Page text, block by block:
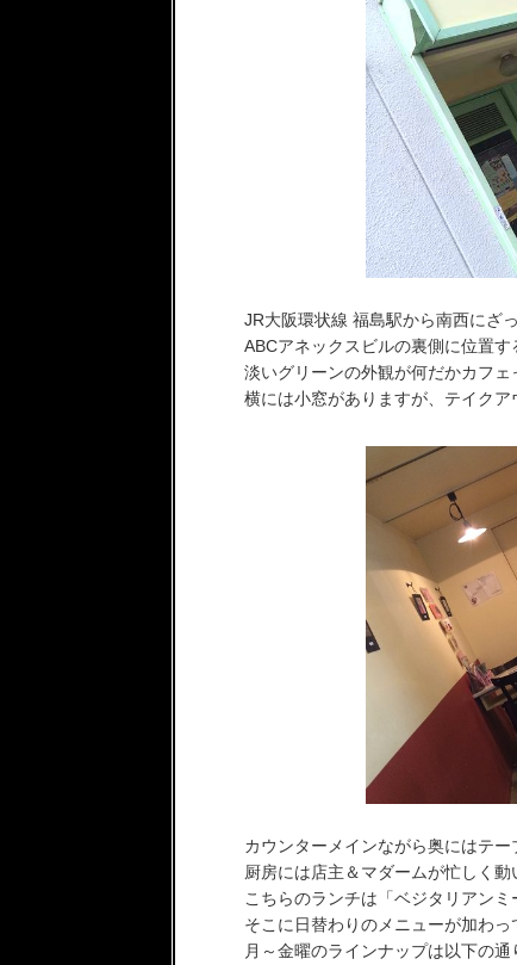
JR大阪環状線 福島駅から南西にざ
ABCアネックスビルの裏側に位置
淡いグリーンの外観が何だかカフェ
横には小窓がありますが、テイク
カウンターメインながら奥にはテ
厨房には店主＆マダームが忙しく動
こちらのランチは「ベジタリアン
そこに日替わりのメニューが加わっ
月～金曜のラインナップは以下の通